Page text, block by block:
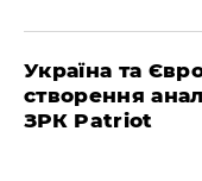
Україна та
створення
ЗРК Patriot